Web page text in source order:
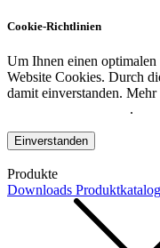
Cookie-Richtlinien
Um Ihnen einen
Website Cookies. Durch
damit einverstanden.
.
Einverstanden
Produkte
Downloads